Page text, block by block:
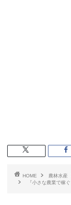
HOME 農林水産
『小さな農業で稼